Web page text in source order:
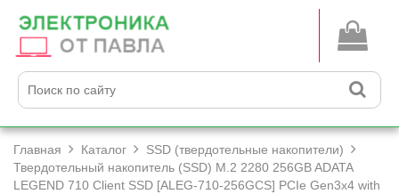
Главная Каталог
SSD (твердотельные накопители)
Твердотельный накопитель (SSD) M.2 2280 256GB ADATA
LEGEND 710 Client SSD [ALEG-710-256GCS] PCIe Gen3x4 with